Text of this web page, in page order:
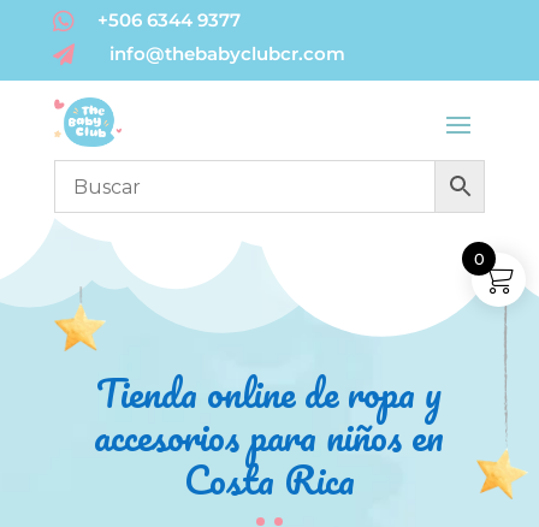
 +506 6344 9377
 info@thebabyclubcr.com
Tienda online de ropa y
accesorios para niños en
Costa Rica
0